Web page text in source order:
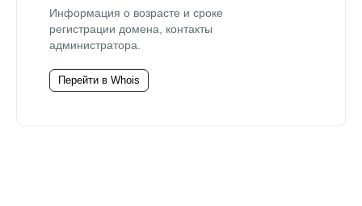
Информация о возрасте и сроке
регистрации домена, контакты
администратора.
Перейти в Whois